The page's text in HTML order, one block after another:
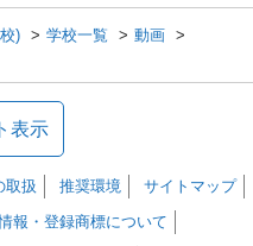
) 学校一覧
動画
表示
取扱 推奨環境
サイトマップ
報・登録商標について